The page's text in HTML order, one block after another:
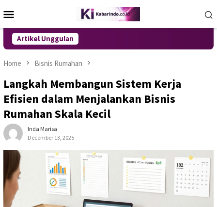
to
Menu
Artikel Unggulan
Home Bisnis Rumahan
Langkah Membangun Sistem Kerja
Efisien dalam Menjalankan Bisnis
Rumahan Skala Kecil
Inda Marisa
December 13, 2025